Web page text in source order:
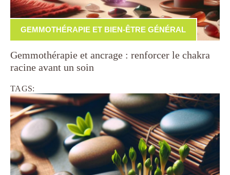
GEMMOTHÉRAPIE ET BIEN-ÊTRE GÉNÉRAL
Gemmothérapie et ancrage : renforcer le chakra
racine avant un soin
TAGS: